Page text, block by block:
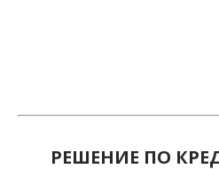
РЕШЕНИЕ ПО